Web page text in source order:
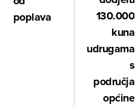
poplava
130.000
kuna
udrugama
s
područja
općine